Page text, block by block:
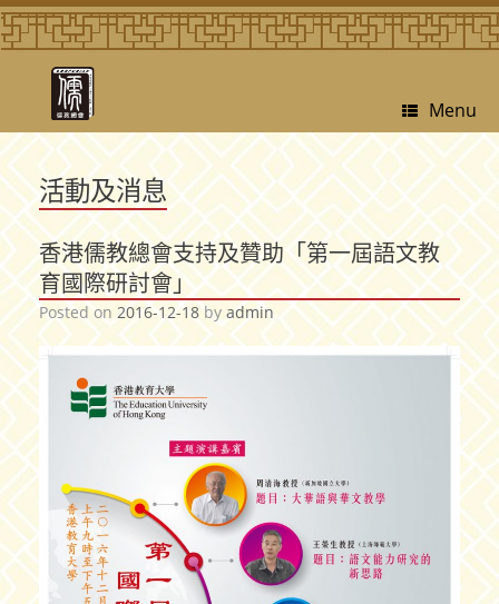
Menu
活動及消息
香港儒教總會支持及贊助「第一屆語文教
育國際研討會」
Posted on 2016-12-18 by admin